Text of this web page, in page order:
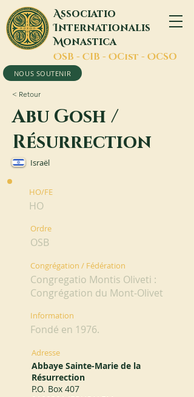
Associatio
Internationalis
Monastica
OSB - CIB - OCist - OCSO
NOUS SOUTENIR
< Retour
Abu Gosh /
Résurrection
Israël
HO/FE
HO
Ordre
OSB
Congrégation / Fédération
Congregatio Montis Oliveti :
Congrégation du Mont-Olivet
Information
Fondé en 1976.
Adresse
Abbaye Sainte-Marie de la
Résurrection
P.O. Box 407